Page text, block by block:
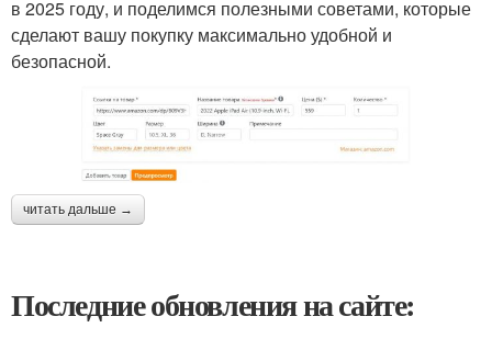
в 2025 году, и поделимся полезными советами, которые
сделают вашу покупку максимально удобной и
безопасной.
читать дальше →
Последние обновления на сайте: